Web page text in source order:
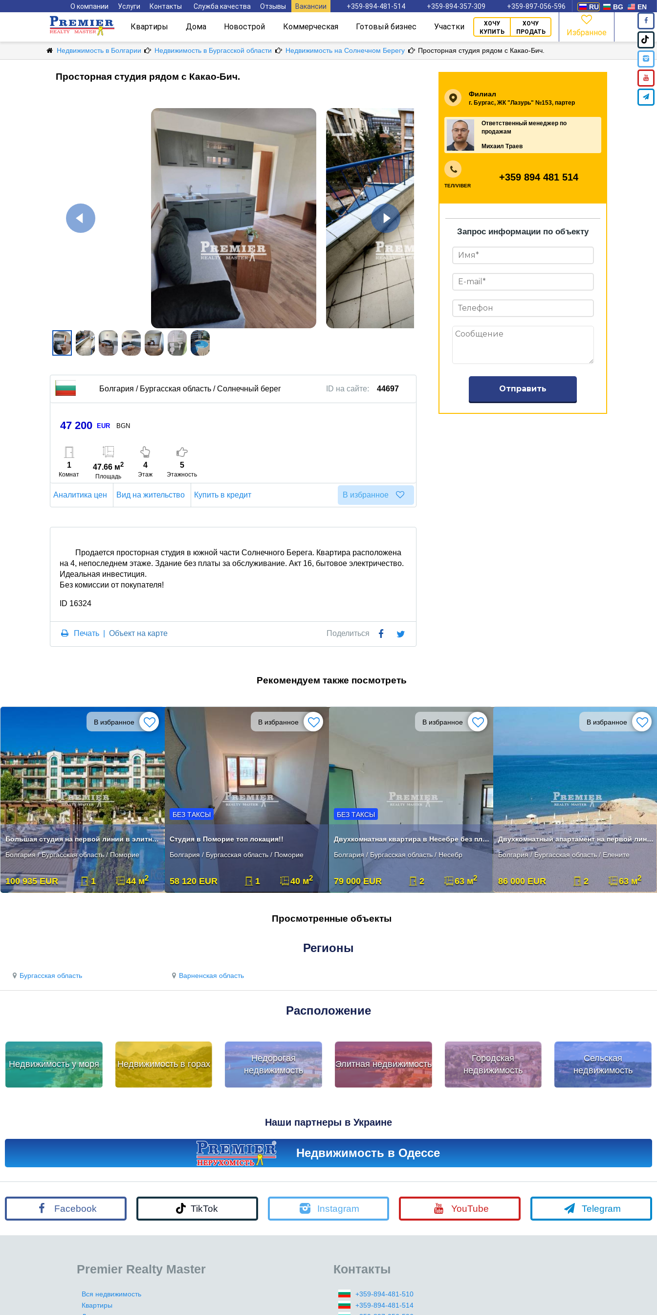
RU BG EN
О компании Услуги Контакты Служба качества Отзывы Вакансии +359-894-481-514 +359-894-357-309 +359-897-056-596
Квартиры Дома Новострой Коммерческая Готовый бизнес Участки
ХОЧУ
КУПИТЬ
ХОЧУ
ПРОДАТЬ
Избранное
Недвижимость в Болгарии Недвижимость в Бургасской области Недвижимость на Солнечном Берегу Просторная студия рядом с Какао-Бич.
Просторная студия рядом с Какао-Бич.
Болгария / Бургасская область / Солнечный берег 44697
ID на сайте:
47 200 EUR BGN
1
Комнат
47.66 м2
Площадь
4
Этаж
5
Этажность
Аналитика цен Вид на жительство Купить в кредит В избранное
Продается просторная студия в южной части Солнечного Берега. Квартира расположена
на 4, непоследнем этаже. Здание без платы за обслуживание. Акт 16, бытовое электричество.
Идеальная инвестиция.
Без комиссии от покупателя!
ID 16324
Печать |Объект на карте Поделиться
Филиал
г. Бургас, ЖК "Лазурь" №153, партер
Ответственный менеджер по
продажам
Михаил Траев
ТЕЛ/VIBER
+359 894 481 514
Запрос информации по объекту
Рекомендуем также посмотреть
В избранное
Большая студия на первой линии в элитном комплексе в Поморие
Болгария / Бургасская область / Поморие
100 935 EUR 1 44 м2
В избранное
БЕЗ ТАКСЫ
Студия в Поморие топ локация!!
Болгария / Бургасская область / Поморие
58 120 EUR 1 40 м2
В избранное
БЕЗ ТАКСЫ
Двухкомнатная квартира в Несебре без платы за обслуживание
Болгария / Бургасская область / Несебр
79 000 EUR 2 63 м2
В избранное
Двухкомнатный апартамент на первой линии в Елените
Болгария / Бургасская область / Елените
86 000 EUR 2 63 м2
Просмотренные объекты
Регионы
Бургасская область Варненская область
Расположение
Недвижимость у моря Недвижимость в горах
Недорогая
недвижимость
Элитная недвижимость
Городская
недвижимость
Сельская
недвижимость
Наши партнеры в Украине
Недвижимость в Одессе
Facebook TikTok Instagram YouTube Telegram
Premier Realty Master
Вся недвижимость
Квартиры
Контакты
+359-894-481-510
+359-894-481-514